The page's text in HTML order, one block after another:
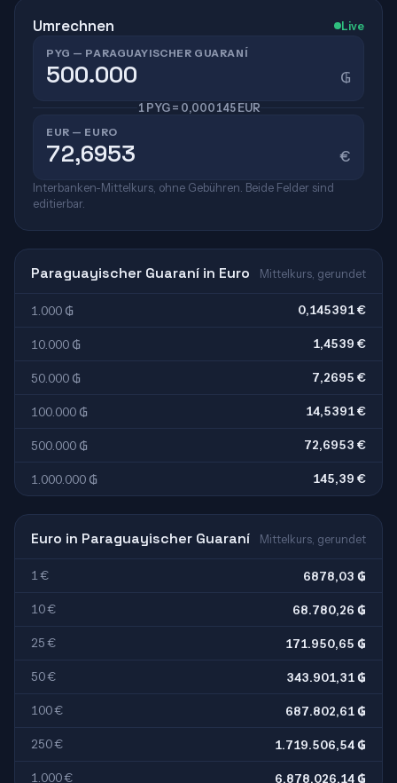
Umrechnen Live
PYG — PARAGUAYISCHER GUARANÍ
₲
1 PYG = 0,000145 EUR
EUR — EURO
€
Interbanken-Mittelkurs, ohne Gebühren. Beide Felder sind
editierbar.
Paraguayischer Guaraní in Euro Mittelkurs, gerundet
1.000 ₲ 0,145391 €
10.000 ₲ 1,4539 €
50.000 ₲ 7,2695 €
100.000 ₲ 14,5391 €
500.000 ₲ 72,6953 €
1.000.000 ₲ 145,39 €
Euro in Paraguayischer Guaraní Mittelkurs, gerundet
1 € 6878,03 ₲
10 € 68.780,26 ₲
25 € 171.950,65 ₲
50 € 343.901,31 ₲
100 € 687.802,61 ₲
250 € 1.719.506,54 ₲
1.000 € 6.878.026,14 ₲